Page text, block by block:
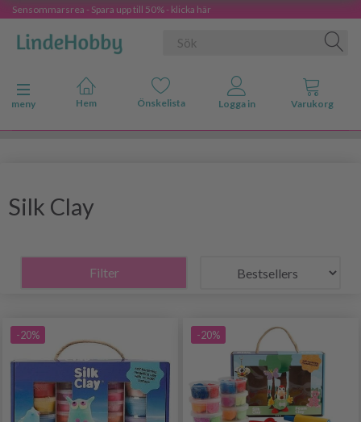
Sensommarsrea - Spara upp till 50% - klicka här
Ändra navigering
meny
Silk Clay
Filter
-20% -20%